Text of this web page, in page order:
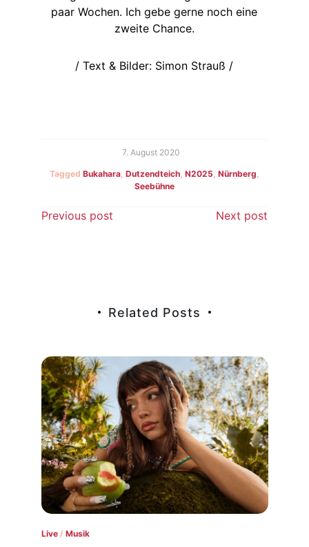
paar Wochen. Ich gebe gerne noch eine
zweite Chance.
/ Text & Bilder: Simon Strauß /
7. August 2020
Tagged Bukahara, Dutzendteich, N2025 Nürnberg
Seebühne
Beitragsnavigation
Previous post Next post
Related Posts
Geschmacksfragen